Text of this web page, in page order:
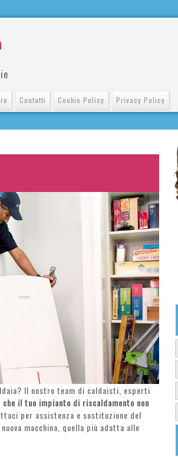
Contatti Cookie Policy Privacy Policy
Il nostro team di caldaisti, esperti
che il tuo impianto di riscaldamento non
per assistenza e sostituzione del
macchina, quella più adatta alle